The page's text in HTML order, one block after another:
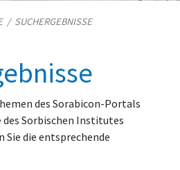
/ SUCHERGEBNISSE
des Sorabicon-Portals
Sorbischen Institutes
Sie die entsprechende